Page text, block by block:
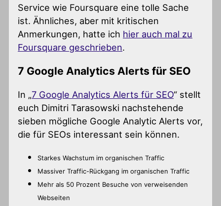
Service wie Foursquare eine tolle Sache
ist. Ähnliches, aber mit kritischen
Anmerkungen, hatte ich hier auch mal zu
Foursquare geschrieben.
7 Google Analytics Alerts für SEO
In „7 Google Analytics Alerts für SEO“ stellt
euch Dimitri Tarasowski nachstehende
sieben mögliche Google Analytic Alerts vor,
die für SEOs interessant sein können.
Starkes Wachstum im organischen Traffic
Massiver Traffic-Rückgang im organischen Traffic
Mehr als 50 Prozent Besuche von verweisenden
Webseiten